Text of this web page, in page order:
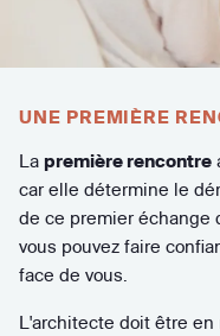
UNE PREMIÈRE
La première rencontre
car elle détermine le
de ce premier échange
vous pouvez faire
face de vous.
L'architecte doit être en